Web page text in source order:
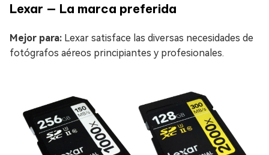
Lexar — La marca preferida
Mejor para: Lexar satisface las diversas necesidades de
fotógrafos aéreos principiantes y profesionales.